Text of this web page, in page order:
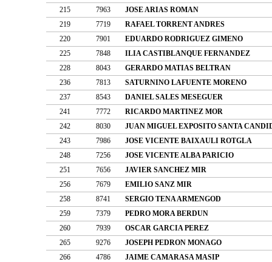
215
7963
JOSE ARIAS ROMAN
219
7719
RAFAEL TORRENT ANDRES
220
7901
EDUARDO RODRIGUEZ GIMENO
225
7848
ILIA CASTIBLANQUE FERNANDEZ
228
8043
GERARDO MATIAS BELTRAN
236
7813
SATURNINO LAFUENTE MORENO
237
8543
DANIEL SALES MESEGUER
241
7772
RICARDO MARTINEZ MOR
242
8030
JUAN MIGUEL EXPOSITO SANTA
243
7986
JOSE VICENTE BAIXAULI ROTGLA
248
7256
JOSE VICENTE ALBA PARICIO
251
7656
JAVIER SANCHEZ MIR
256
7679
EMILIO SANZ MIR
258
8741
SERGIO TENA ARMENGOD
259
7379
PEDRO MORA BERDUN
260
7939
OSCAR GARCIA PEREZ
265
9276
JOSEPH PEDRON MONAGO
266
4786
JAIME CAMARASA MASIP